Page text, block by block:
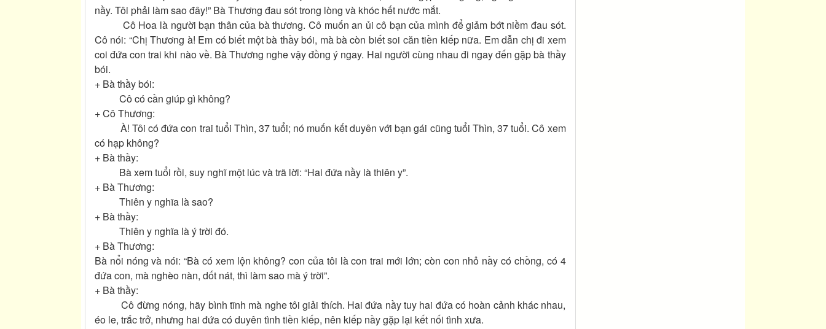
nầy. Tôi phải làm sao đây!” Bà Thương đau sót trong lòng và khóc hết nước mắt.
Cô Hoa là người bạn thân của bà thương. Cô muốn an ủi cô bạn của mình để giảm bớt niềm đau sót.
Cô nói: “Chị Thương à! Em có biết một bà thầy bói, mà bà còn biết soi căn tiền kiếp nữa. Em dẫn chị đi xem
coi đứa con trai khi nào về. Bà Thương nghe vậy đồng ý ngay. Hai người cùng nhau đi ngay đến gặp bà thầy
bói.
+ Bà thầy bói:
Cô có cần giúp gì không?
+ Cô Thương:
À! Tôi có đứa con trai tuổi Thìn, 37 tuổi; nó muốn kết duyên với bạn gái cũng tuổi Thìn, 37 tuổi. Cô xem
có hạp không?
+ Bà thầy:
Bà xem tuổi rồi, suy nghĩ một lúc và trã lời: “Hai đứa nầy là thiên y”.
+ Bà Thương:
Thiên y nghĩa là sao?
+ Bà thầy:
Thiên y nghĩa là ý trời đó.
+ Bà Thương:
Bà nổi nóng và nói: “Bà có xem lộn không? con của tôi là con trai mới lớn; còn con nhỏ nầy có chồng, có 4
đứa con, mà nghèo nàn, dốt nát, thì làm sao mà ý trời”.
+ Bà thầy:
Cô đừng nóng, hãy bình tĩnh mà nghe tôi giải thích. Hai đứa nầy tuy hai đứa có hoàn cảnh khác nhau,
éo le, trắc trở, nhưng hai đứa có duyên tình tiền kiếp, nên kiếp nầy gặp lại kết nối tình xưa.